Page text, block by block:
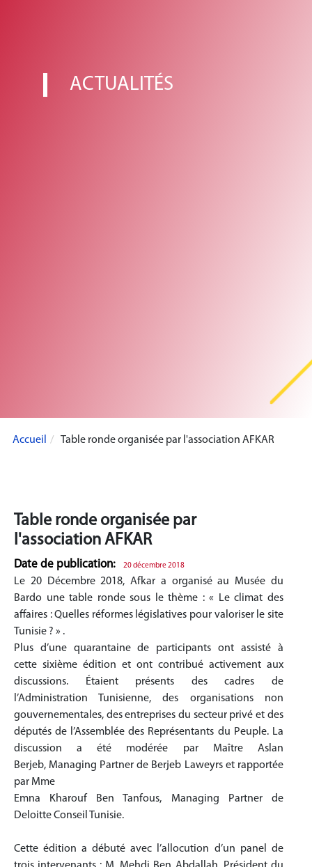
ACTUALITÉS
Accueil Table ronde organisée par l'association AFKAR
Table ronde organisée par
l'association AFKAR
Date de publication: 20 décembre 2018
Le 20 Décembre 2018, Afkar a organisé au Musée du
Bardo une table ronde sous le thème : « Le climat des
affaires : Quelles réformes législatives pour valoriser le site
Tunisie ? » .
Plus d’une quarantaine de participants ont assisté à
cette sixième édition et ont contribué activement aux
discussions. Étaient présents des cadres de
l’Administration Tunisienne, des organisations non
gouvernementales, des entreprises du secteur privé et des
députés de l’Assemblée des Représentants du Peuple. La
discussion a été modérée par Maître Aslan
Berjeb, Managing Partner de Berjeb Laweyrs et rapportée
par Mme
Emna Kharouf Ben Tanfous, Managing Partner de
Deloitte Conseil Tunisie.
Cette édition a débuté avec l’allocution d’un panel de